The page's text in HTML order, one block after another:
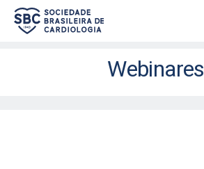
Webinares